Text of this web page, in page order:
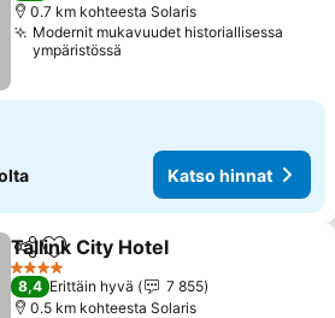
0.7 km kohteesta Solaris
Modernit mukavuudet historiallisessa
ympäristössä
Katso hinnat
Jaa Lisää suosikkeihin
Tallink City Hotel
4 Tähtiluokitus
8,4 Erittäin hyvä
7 855
0.5 km kohteesta Solaris